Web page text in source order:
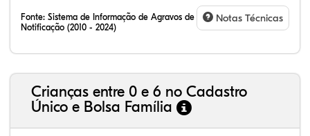
Fonte: Sistema de Informação de Agravos de
Notificação (2010 - 2024)
Notas Técnicas
Crianças entre 0 e 6 no Cadastro
Único e Bolsa Família
75,36%
9,00%
0,08%
14,79%
0,71%
0,06%
32,57%
9,24%
0,46%
54,88%
1,27%
1,56%